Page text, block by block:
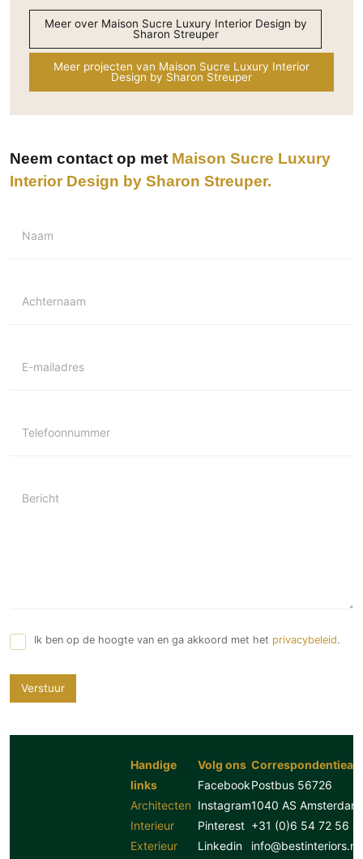
Meer over Maison Sucre Luxury Interior Design by
Sharon Streuper
Meer projecten van Maison Sucre Luxury Interior
Design by Sharon Streuper
Neem contact op met Maison Sucre Luxury
Interior Design by Sharon Streuper
Naam
Achternaam
E-mailadres
Telefoonnummer
Bericht
Ik ben op de hoogte van en ga akkoord met het privacybeleid.
Verstuur
Handige
links
Architecten
Interieur
Exterieur
Volg ons
Facebook
Instagram
Pinterest
Linkedin
Postbus 56726
1040 AS Amsterdam
+31 (0)6 54 72 56
info@bestinteriors.nl